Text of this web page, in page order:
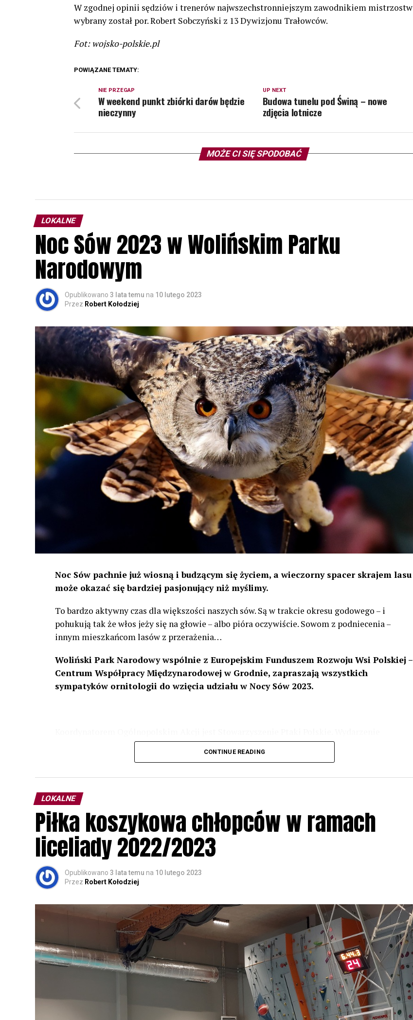
W zgodnej opinii sędziów i trenerów najwszechstronniejszym zawodnikiem mistrzostw
wybrany został por. Robert Sobczyński z 13 Dywizjonu Trałowców.
Fot: wojsko-polskie.pl
POWIĄZANE TEMATY:
UP NEXT
Budowa tunelu pod Świną – nowe
zdjęcia lotnicze
NIE PRZEGAP
W weekend punkt zbiórki darów będzie
nieczynny
MOŻE CI SIĘ SPODOBAĆ
LOKALNE
Noc Sów 2023 w Wolińskim Parku
Narodowym
Opublikowano 3 lata temu na 10 lutego 2023
Przez Robert Kołodziej
Noc Sów pachnie już wiosną i budzącym się życiem, a wieczorny spacer skrajem lasu
może okazać się bardziej pasjonujący niż myślimy.
To bardzo aktywny czas dla większości naszych sów. Są w trakcie okresu godowego – i
pohukują tak że włos jeży się na głowie – albo pióra oczywiście. Sowom z podniecenia –
innym mieszkańcom lasów z przerażenia…
Woliński Park Narodowy wspólnie z Europejskim Funduszem Rozwoju Wsi Polskiej –
Centrum Współpracy Międzynarodowej w Grodnie, zapraszają wszystkich
sympatyków ornitologii do wzięcia udziału w Nocy Sów 2023.
odbędzie się w dniach24 i 25 lutego 2023 r. wg harmonogramu przedstawionego na
Wszystkich uczestników zapraszamy do udziału w Akcji, włączenia się w aktywne
rozpoznawanie głosów sów i wymianę doświadczeń przy grillu.Na wydarzenie obowiązują
zapisy.
CONTINUE READING
LOKALNE
Piłka koszykowa chłopców w ramach
liceliady 2022/2023
Opublikowano 3 lata temu na 10 lutego 2023
Przez Robert Kołodziej